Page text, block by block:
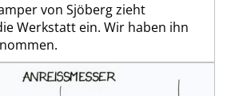
von Sjöberg zieht
Werkstatt ein. Wir haben ihn